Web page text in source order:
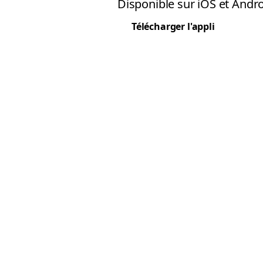
Disponible sur iOS et
Télécharger l'appli